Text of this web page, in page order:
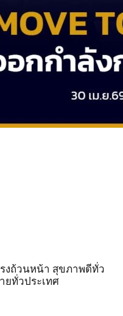
รงถ้วนหน้า สุขภาพดีทั่ว
ยทั่วประเทศ